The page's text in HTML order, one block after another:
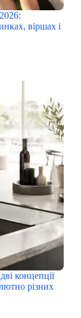
віршах і
концепції
різних